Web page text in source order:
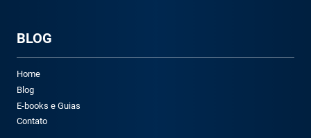
BLOG
Home
Blog
E-books e Guias
Contato